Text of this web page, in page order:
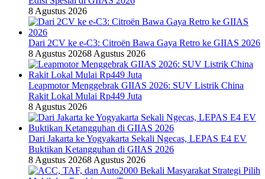
8 Agustus 2026
Dari 2CV ke e-C3: Citroën Bawa Gaya Retro ke GIIAS 2026
8 Agustus 20268 Agustus 2026
Leapmotor Menggebrak GIIAS 2026: SUV Listrik China
Rakit Lokal Mulai Rp449 Juta
8 Agustus 2026
Dari Jakarta ke Yogyakarta Sekali Ngecas, LEPAS E4 EV
Buktikan Ketangguhan di GIIAS 2026
8 Agustus 20268 Agustus 2026